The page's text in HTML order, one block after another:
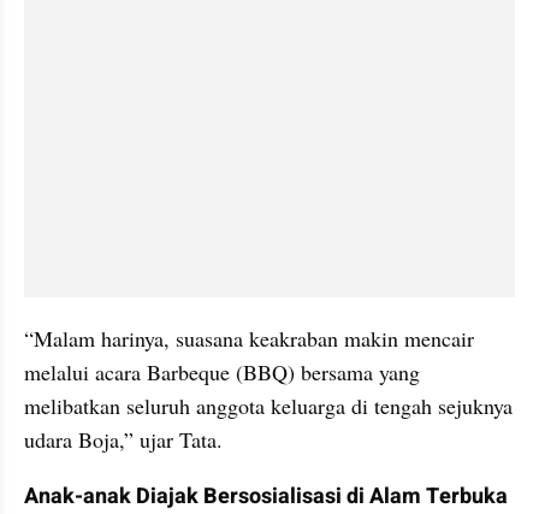
“Malam harinya, suasana keakraban makin mencair
melalui acara Barbeque (BBQ) bersama yang
melibatkan seluruh anggota keluarga di tengah sejuknya
udara Boja,” ujar Tata.
Anak-anak Diajak Bersosialisasi di Alam Terbuka